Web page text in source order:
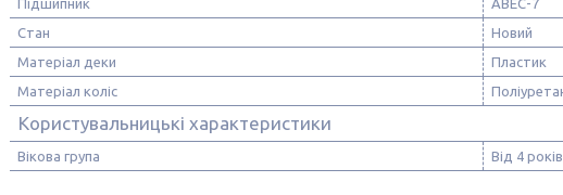
Стан
Новий
Матеріал деки
Пластик
Матеріал коліс
Користувальницькі характеристики
Вікова група Від 4 років